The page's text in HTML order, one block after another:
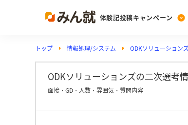
体験記投稿キャンペーン
Post
投稿する
ランキング
Vote
PickUp
注目の企業
トップ 情報処理/システム ODKソリューション
ODKソリューションズの二次選考
面接・GD・人数・雰囲気・質問内容